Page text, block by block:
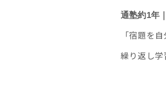
通塾約1年
「宿題を
繰り返し学